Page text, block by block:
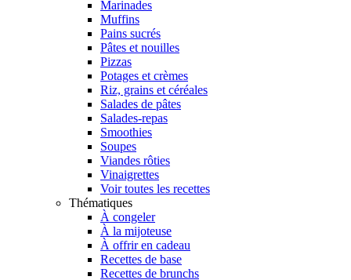
Marinades
Muffins
Pains sucrés
Pâtes et nouilles
Pizzas
Potages et crèmes
Riz, grains et céréales
Salades de pâtes
Salades-repas
Smoothies
Soupes
Viandes rôties
Vinaigrettes
Voir toutes les recettes
Thématiques
À congeler
À la mijoteuse
À offrir en cadeau
Recettes de base
Recettes de brunchs